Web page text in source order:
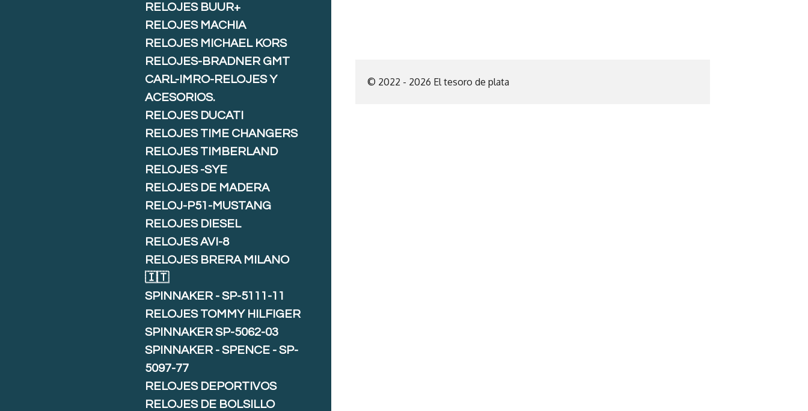
© 2022 - 2026 El tesoro de plata
RELOJES BUUR+
RELOJES MACHIA
RELOJES MICHAEL KORS
RELOJES-BRADNER GMT
CARL-IMRO-RELOJES Y
ACESORIOS.
RELOJES DUCATI
RELOJES TIME CHANGERS
RELOJES TIMBERLAND
RELOJES -SYE
RELOJES DE MADERA
RELOJ-P51-MUSTANG
RELOJES DIESEL
RELOJES AVI-8
RELOJES BRERA MILANO
🇮🇹
SPINNAKER - SP-5111-11
RELOJES TOMMY HILFIGER
SPINNAKER SP-5062-03
SPINNAKER - SPENCE - SP-
5097-77
RELOJES DEPORTIVOS
RELOJES DE BOLSILLO